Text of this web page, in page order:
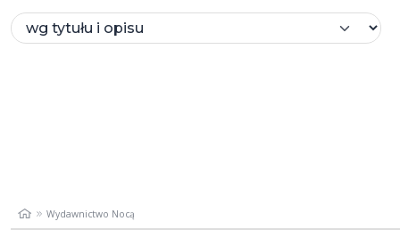
Wydawnictwo Nocą